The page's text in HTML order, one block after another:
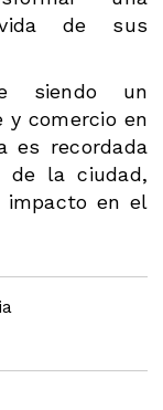
de sus
siendo un
comercio en
es recordada
de la ciudad,
impacto en el